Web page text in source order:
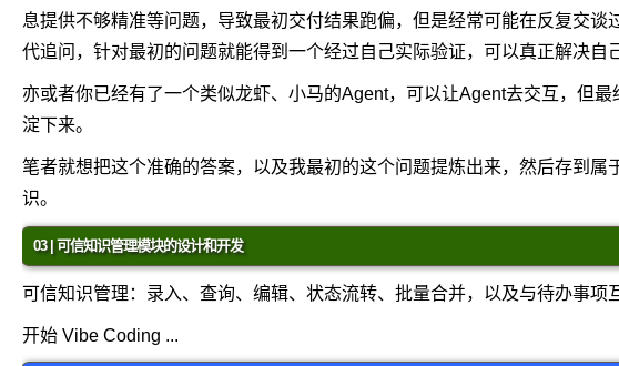
息提供不够精准等问题，导致最初交付结果跑偏，但是经常可能在反复交谈
代追问，针对最初的问题就能得到一个经过自己实际验证，可以真正解决自
亦或者你已经有了一个类似龙虾、小马的Agent，可以让Agent去交互，但
淀下来。
笔者就想把这个准确的答案，以及我最初的这个问题提炼出来，然后存到属
识。
03 | 可信知识管理模块的设计和开发
可信知识管理：录入、查询、编辑、状态流转、批量合并，以及与待办事项
开始 Vibe Coding ...